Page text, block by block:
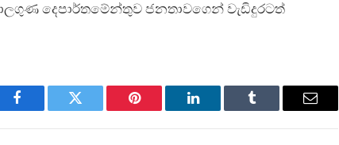
දෙපාර්තමේන්තුව ජනතාවගෙන් වැඩිදුරටත්
Facebook Twitter Pinterest LinkedIn Tumblr Email